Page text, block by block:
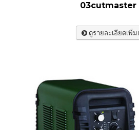
03cutmaster
ดูรายละเอียดเพิ่ม